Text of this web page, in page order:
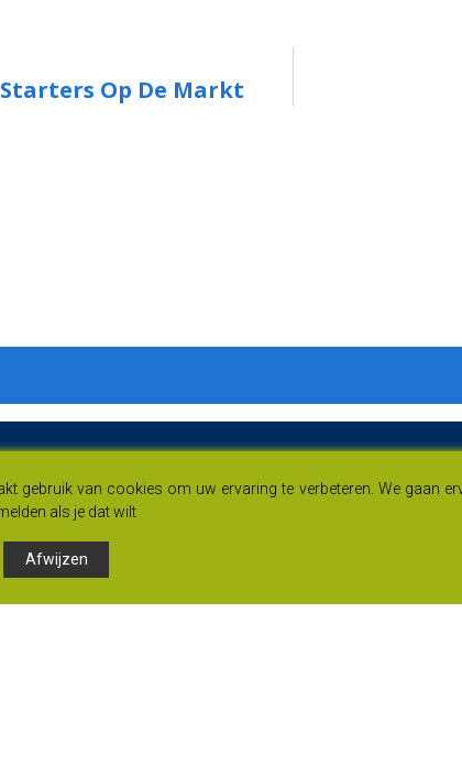
Op De Markt
gebruik van cookies om uw ervaring te verbeteren. We gaan
als je dat wilt
Afwijzen